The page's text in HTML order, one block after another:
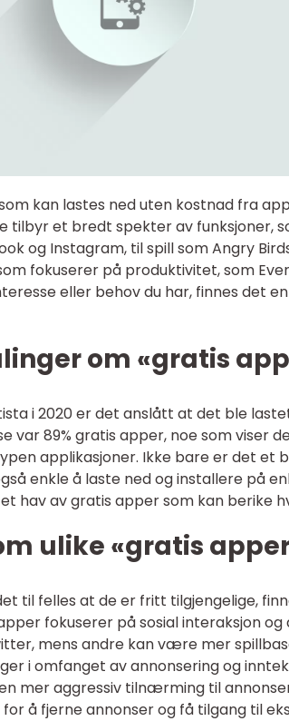
kan lastes ned uten kostnad fra
tilbyr et bredt spekter av funksjoner,
og Instagram, til spill som Angry
fokuserer på produktivitet, som
eller behov du har, finnes det
om «gratis
i 2020 er det anslått at det ble
var 89% gratis apper, noe som viser
applikasjoner. Ikke bare er det et
enkle å laste ned og installere på
hav av gratis apper som kan berike
ulike «gratis
til felles at de er fritt tilgjengelige,
fokuserer på sosial interaksjon og
mens andre kan være mer
i omfanget av annonsering og
mer aggressiv tilnærming til
å fjerne annonser og få tilgang til